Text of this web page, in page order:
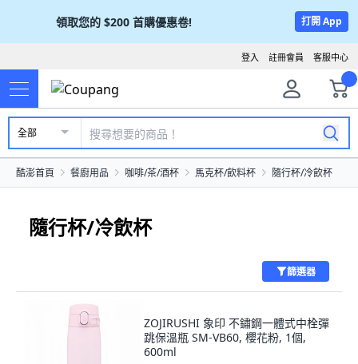
領取您的 $200 首購優惠卷! 打開 App
客服中心
註冊會員
登入
全部
酷澎首頁 餐廚用品 咖啡/茶/酒杯 馬克杯/飲料杯 隨行杯/冷飲杯
隨行杯/冷飲杯
篩選器
ZOJIRUSHI 象印 不鏽鋼一體式中栓彈
跳保溫瓶 SM-VB60, 櫻花粉, 1個,
600ml